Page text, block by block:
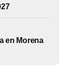
en Morena